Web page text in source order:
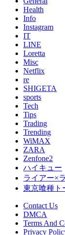
Health
Info
Instagram
IT
LINE
Loretta
Misc
Netflix
re
SHIGETA
sports
Tech
Tips
Trading
Trending
WiMAX
ZARA
Zenfone2
ハイキュー
ライアー×
東京喰種ト
Contact Us
DMCA
Terms And
Privacy